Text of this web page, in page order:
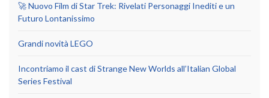
🚀 Nuovo Film di Star Trek: Rivelati Personaggi Inediti e un
Futuro Lontanissimo
Grandi novità LEGO
Incontriamo il cast di Strange New Worlds all’Italian Global
Series Festival